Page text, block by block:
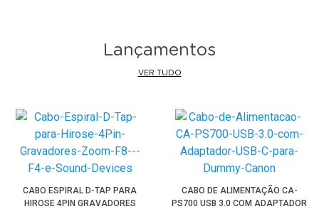
Lançamentos
VER TUDO
CABO ESPIRAL D-TAP PARA
HIROSE 4PIN GRAVADORES
CABO DE ALIMENTAÇÃO CA-
PS700 USB 3.0 COM ADAPTADOR